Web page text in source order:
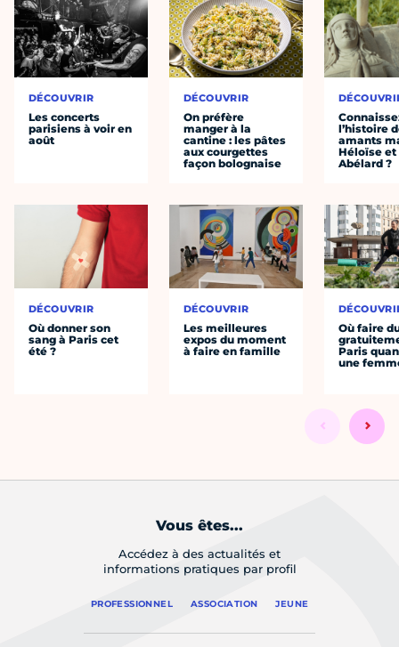
DÉCOUVRIR
Les concerts
parisiens à voir en
août
DÉCOUVRIR
Où donner son
sang à Paris cet
été ?
DÉCOUVRIR
On préfère
manger à la
cantine : les pâtes
aux courgettes
façon bolognaise
DÉCOUVRIR
Les meilleures
expos du moment
à faire en famille
l’histoire
amants
Héloïse et
Abélard ?
Où faire
Paris
une
Vous êtes...
Accédez à des actualités et
informations pratiques par profil
PROFESSIONNEL ASSOCIATION JEUNE